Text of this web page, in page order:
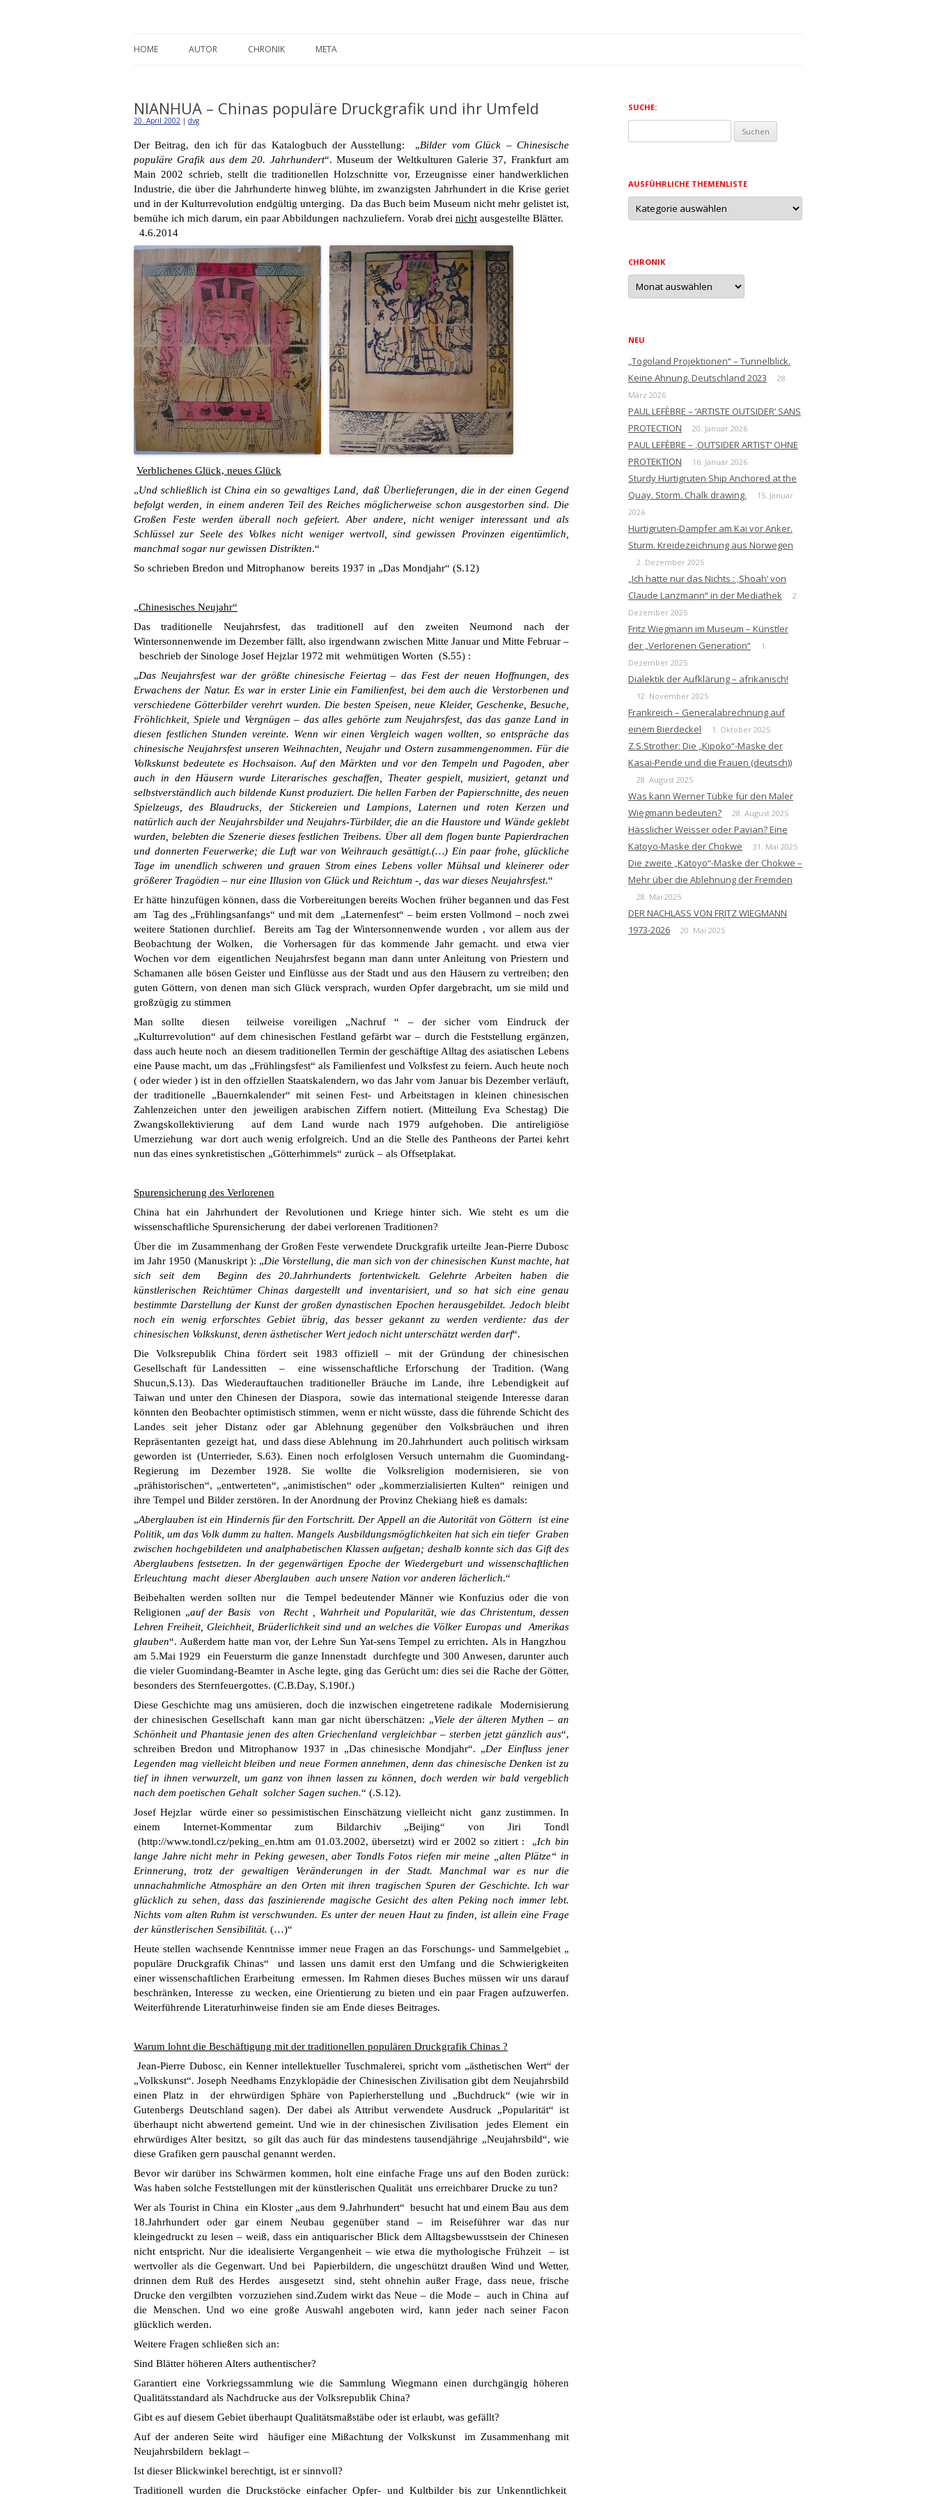
HOME AUTOR CHRONIK META
NIANHUA – Chinas populäre Druckgrafik und ihr Umfeld
20. April 2002 | dvg
Der Beitrag, den ich für das Katalogbuch der Ausstellung: „Bilder vom Glück – Chinesische
populäre Grafik aus dem 20. Jahrhundert“. Museum der Weltkulturen Galerie 37, Frankfurt am
Main 2002 schrieb, stellt die traditionellen Holzschnitte vor, Erzeugnisse einer handwerklichen
Industrie, die über die Jahrhunderte hinweg blühte, im zwanzigsten Jahrhundert in die Krise geriet
und in der Kulturrevolution endgültig unterging. Da das Buch beim Museum nicht mehr gelistet ist,
bemühe ich mich darum, ein paar Abbildungen nachzuliefern. Vorab drei nichtausgestellte Blätter.
4.6.2014
Verblichenes Glück, neues Glück
„Und schließlich ist China ein so gewaltiges Land, daß Überlieferungen, die in der einen Gegend
befolgt werden, in einem anderen Teil des Reiches möglicherweise schon ausgestorben sind. Die
Großen Feste werden überall noch gefeiert. Aber andere, nicht weniger interessant und als
Schlüssel zur Seele des Volkes nicht weniger wertvoll, sind gewissen Provinzen eigentümlich,
manchmal sogar nur gewissen Distrikten.“
So schrieben Bredon und Mitrophanow bereits 1937 in „Das Mondjahr“ (S.12)
„Chinesisches Neujahr“
Das traditionelle Neujahrsfest, das traditionell auf den zweiten Neumond nach der
Wintersonnenwende im Dezember fällt, also irgendwann zwischen Mitte Januar und Mitte Februar –
beschrieb der Sinologe Josef Hejzlar 1972 mit wehmütigen Worten (S.55) :
„Das Neujahrsfest war der größte chinesische Feiertag – das Fest der neuen Hoffnungen, des
Erwachens der Natur. Es war in erster Linie ein Familienfest, bei dem auch die Verstorbenen und
verschiedene Götterbilder verehrt wurden. Die besten Speisen, neue Kleider, Geschenke, Besuche,
Fröhlichkeit, Spiele und Vergnügen – das alles gehörte zum Neujahrsfest, das das ganze Land in
diesen festlichen Stunden vereinte. Wenn wir einen Vergleich wagen wollten, so entspräche das
chinesische Neujahrsfest unseren Weihnachten, Neujahr und Ostern zusammengenommen. Für die
Volkskunst bedeutete es Hochsaison. Auf den Märkten und vor den Tempeln und Pagoden, aber
auch in den Häusern wurde Literarisches geschaffen, Theater gespielt, musiziert, getanzt und
selbstverständlich auch bildende Kunst produziert. Die hellen Farben der Papierschnitte, des neuen
Spielzeugs, des Blaudrucks, der Stickereien und Lampions, Laternen und roten Kerzen und
natürlich auch der Neujahrsbilder und Neujahrs-Türbilder, die an die Haustore und Wände geklebt
wurden, belebten die Szenerie dieses festlichen Treibens. Über all dem flogen bunte Papierdrachen
und donnerten Feuerwerke; die Luft war von Weihrauch gesättigt.(…) Ein paar frohe, glückliche
Tage im unendlich schweren und grauen Strom eines Lebens voller Mühsal und kleinerer oder
größerer Tragödien – nur eine Illusion von Glück und Reichtum -, das war dieses Neujahrsfest.“
Er hätte hinzufügen können, dass die Vorbereitungen bereits Wochen früher begannen und das Fest
am Tag des „Frühlingsanfangs“ und mit dem „Laternenfest“ – beim ersten Vollmond – noch zwei
weitere Stationen durchlief. Bereits am Tag der Wintersonnenwende wurden , vor allem aus der
Beobachtung der Wolken, die Vorhersagen für das kommende Jahr gemacht. und etwa vier
Wochen vor dem eigentlichen Neujahrsfest begann man dann unter Anleitung von Priestern und
Schamanen alle bösen Geister und Einflüsse aus der Stadt und aus den Häusern zu vertreiben; den
guten Göttern, von denen man sich Glück versprach, wurden Opfer dargebracht, um sie mild und
großzügig zu stimmen
Man sollte diesen teilweise voreiligen „Nachruf “ – der sicher vom Eindruck der
„Kulturrevolution“ auf dem chinesischen Festland gefärbt war – durch die Feststellung ergänzen,
dass auch heute noch an diesem traditionellen Termin der geschäftige Alltag des asiatischen Lebens
eine Pause macht, um das „Frühlingsfest“ als Familienfest und Volksfest zu feiern. Auch heute noch
( oder wieder ) ist in den offziellen Staatskalendern, wo das Jahr vom Januar bis Dezember verläuft,
der traditionelle „Bauernkalender“ mit seinen Fest- und Arbeitstagen in kleinen chinesischen
Zahlenzeichen unter den jeweiligen arabischen Ziffern notiert. (Mitteilung Eva Schestag) Die
Zwangskollektivierung auf dem Land wurde nach 1979 aufgehoben. Die antireligiöse
Umerziehung war dort auch wenig erfolgreich. Und an die Stelle des Pantheons der Partei kehrt
nun das eines synkretistischen „Götterhimmels“ zurück – als Offsetplakat.
Spurensicherung des Verlorenen
China hat ein Jahrhundert der Revolutionen und Kriege hinter sich. Wie steht es um die
wissenschaftliche Spurensicherung der dabei verlorenen Traditionen?
Über die im Zusammenhang der Großen Feste verwendete Druckgrafik urteilte Jean-Pierre Dubosc
im Jahr 1950 (Manuskript ): „Die Vorstellung, die man sich von der chinesischen Kunst machte, hat
sich seit dem Beginn des 20.Jahrhunderts fortentwickelt. Gelehrte Arbeiten haben die
künstlerischen Reichtümer Chinas dargestellt und inventarisiert, und so hat sich eine genau
bestimmte Darstellung der Kunst der großen dynastischen Epochen herausgebildet. Jedoch bleibt
noch ein wenig erforschtes Gebiet übrig, das besser gekannt zu werden verdiente: das der
chinesischen Volkskunst, deren ästhetischer Wert jedoch nicht unterschätzt werden darf“.
Die Volksrepublik China fördert seit 1983 offiziell – mit der Gründung der chinesischen
Gesellschaft für Landessitten – eine wissenschaftliche Erforschung der Tradition. (Wang
Shucun,S.13). Das Wiederauftauchen traditioneller Bräuche im Lande, ihre Lebendigkeit auf
Taiwan und unter den Chinesen der Diaspora, sowie das international steigende Interesse daran
könnten den Beobachter optimistisch stimmen, wenn er nicht wüsste, dass die führende Schicht des
Landes seit jeher Distanz oder gar Ablehnung gegenüber den Volksbräuchen und ihren
Repräsentanten gezeigt hat, und dass diese Ablehnung im 20.Jahrhundert auch politisch wirksam
geworden ist (Unterrieder, S.63). Einen noch erfolglosen Versuch unternahm die Guomindang-
Regierung im Dezember 1928. Sie wollte die Volksreligion modernisieren, sie von
„prähistorischen“, „entwerteten“, „animistischen“ oder „kommerzialisierten Kulten“ reinigen und
ihre Tempel und Bilder zerstören. In der Anordnung der Provinz Chekiang hieß es damals:
„Aberglauben ist ein Hindernis für den Fortschritt. Der Appell an die Autorität von Göttern ist eine
Politik, um das Volk dumm zu halten. Mangels Ausbildungsmöglichkeiten hat sich ein tiefer Graben
zwischen hochgebildeten und analphabetischen Klassen aufgetan; deshalb konnte sich das Gift des
Aberglaubens festsetzen. In der gegenwärtigen Epoche der Wiedergeburt und wissenschaftlichen
Erleuchtung macht dieser Aberglauben auch unsere Nation vor anderen lächerlich.“
Beibehalten werden sollten nur die Tempel bedeutender Männer wie Konfuzius oder die von
Religionen „auf der Basis von Recht , Wahrheit und Popularität, wie das Christentum, dessen
Lehren Freiheit, Gleichheit, Brüderlichkeit sind und an welches die Völker Europas und Amerikas
glauben“. Außerdem hatte man vor, der Lehre Sun Yat-sens Tempel zu errichten. Als in Hangzhou
am 5.Mai 1929 ein Feuersturm die ganze Innenstadt durchfegte und 300 Anwesen, darunter auch
die vieler Guomindang-Beamter in Asche legte, ging das Gerücht um: dies sei die Rache der Götter,
besonders des Sternfeuergottes. (C.B.Day, S.190f.)
Diese Geschichte mag uns amüsieren, doch die inzwischen eingetretene radikale Modernisierung
der chinesischen Gesellschaft kann man gar nicht überschätzen: „Viele der älteren Mythen – an
Schönheit und Phantasie jenen des alten Griechenland vergleichbar – sterben jetzt gänzlich aus“,
schreiben Bredon und Mitrophanow 1937 in „Das chinesische Mondjahr“. „Der Einfluss jener
Legenden mag vielleicht bleiben und neue Formen annehmen, denn das chinesische Denken ist zu
tief in ihnen verwurzelt, um ganz von ihnen lassen zu können, doch werden wir bald vergeblich
nach dem poetischen Gehalt solcher Sagen suchen.“ (.S.12).
Josef Hejzlar würde einer so pessimistischen Einschätzung vielleicht nicht ganz zustimmen. In
einem Internet-Kommentar zum Bildarchiv „Beijing“ von Jiri Tondl
(http://www.tondl.cz/peking_en.htm am 01.03.2002, übersetzt) wird er 2002 so zitiert : „Ich bin
lange Jahre nicht mehr in Peking gewesen, aber Tondls Fotos riefen mir meine „alten Plätze“ in
Erinnerung, trotz der gewaltigen Veränderungen in der Stadt. Manchmal war es nur die
unnachahmliche Atmosphäre an den Orten mit ihren tragischen Spuren der Geschichte. Ich war
glücklich zu sehen, dass das faszinierende magische Gesicht des alten Peking noch immer lebt.
Nichts vom alten Ruhm ist verschwunden. Es unter der neuen Haut zu finden, ist allein eine Frage
der künstlerischen Sensibilität. (…)“
Heute stellen wachsende Kenntnisse immer neue Fragen an das Forschungs- und Sammelgebiet „
populäre Druckgrafik Chinas“ und lassen uns damit erst den Umfang und die Schwierigkeiten
einer wissenschaftlichen Erarbeitung ermessen. Im Rahmen dieses Buches müssen wir uns darauf
beschränken, Interesse zu wecken, eine Orientierung zu bieten und ein paar Fragen aufzuwerfen.
Weiterführende Literaturhinweise finden sie am Ende dieses Beitrages.
Warum lohnt die Beschäftigung mit der traditionellen populären Druckgrafik Chinas ?
Jean-Pierre Dubosc, ein Kenner intellektueller Tuschmalerei, spricht vom „ästhetischen Wert“ der
„Volkskunst“. Joseph Needhams Enzyklopädie der Chinesischen Zivilisation gibt dem Neujahrsbild
einen Platz in der ehrwürdigen Sphäre von Papierherstellung und „Buchdruck“ (wie wir in
Gutenbergs Deutschland sagen). Der dabei als Attribut verwendete Ausdruck „Popularität“ ist
überhaupt nicht abwertend gemeint. Und wie in der chinesischen Zivilisation jedes Element ein
ehrwürdiges Alter besitzt, so gilt das auch für das mindestens tausendjährige „Neujahrsbild“, wie
diese Grafiken gern pauschal genannt werden.
Bevor wir darüber ins Schwärmen kommen, holt eine einfache Frage uns auf den Boden zurück:
Was haben solche Feststellungen mit der künstlerischen Qualität uns erreichbarer Drucke zu tun?
Wer als Tourist in China ein Kloster „aus dem 9.Jahrhundert“ besucht hat und einem Bau aus dem
18.Jahrhundert oder gar einem Neubau gegenüber stand – im Reiseführer war das nur
kleingedruckt zu lesen – weiß, dass ein antiquarischer Blick dem Alltagsbewusstsein der Chinesen
nicht entspricht. Nur die idealisierte Vergangenheit – wie etwa die mythologische Frühzeit – ist
wertvoller als die Gegenwart. Und bei Papierbildern, die ungeschützt draußen Wind und Wetter,
drinnen dem Ruß des Herdes ausgesetzt sind, steht ohnehin außer Frage, dass neue, frische
Drucke den vergilbten vorzuziehen sind.Zudem wirkt das Neue – die Mode – auch in China auf
die Menschen. Und wo eine große Auswahl angeboten wird, kann jeder nach seiner Facon
glücklich werden.
Weitere Fragen schließen sich an:
Sind Blätter höheren Alters authentischer?
Garantiert eine Vorkriegssammlung wie die Sammlung Wiegmann einen durchgängig höheren
Qualitätsstandard als Nachdrucke aus der Volksrepublik China?
Gibt es auf diesem Gebiet überhaupt Qualitätsmaßstäbe oder ist erlaubt, was gefällt?
Auf der anderen Seite wird häufiger eine Mißachtung der Volkskunst im Zusammenhang mit
Neujahrsbildern beklagt –
Ist dieser Blickwinkel berechtigt, ist er sinnvoll?
Traditionell wurden die Druckstöcke einfacher Opfer- und Kultbilder bis zur Unkenntlichkeit
SUCHE:
nach:
AUSFÜHRLICHE THEMENLISTE
Ausführliche
Themenliste
CHRONIK
Chronik
NEU
„Togoland Projektionen“ – Tunnelblick.
Keine Ahnung. Deutschland 2023
28.
März 2026
PAUL LEFÈBRE – ‘ARTISTE OUTSIDER’ SANS
PROTECTION
20. Januar 2026
PAUL LEFÈBRE – ‚OUTSIDER ARTIST‘ OHNE
PROTEKTION
16. Januar 2026
Sturdy Hurtigruten Ship Anchored at the
Quay. Storm. Chalk drawing.
15. Januar
2026
Hurtigruten-Dampfer am Kai vor Anker.
Sturm. Kreidezeichnung aus Norwegen
2. Dezember 2025
„Ich hatte nur das Nichts : ‚Shoah‘ von
Claude Lanzmann“ in der Mediathek
2.
Dezember 2025
Fritz Wiegmann im Museum – Künstler
der „Verlorenen Generation“
1.
Dezember 2025
Dialektik der Aufklärung – afrikanisch!
12. November 2025
Frankreich – Generalabrechnung auf
einem Bierdeckel
1. Oktober 2025
Z.S.Strother: Die „Kipoko“-Maske der
Kasai-Pende und die Frauen (deutsch))
28. August 2025
Was kann Werner Tübke für den Maler
Wiegmann bedeuten?
28. August 2025
Hässlicher Weisser oder Pavian? Eine
Katoyo-Maske der Chokwe
31. Mai 2025
Die zweite „Katoyo“-Maske der Chokwe –
Mehr über die Ablehnung der Fremden
28. Mai 2025
DER NACHLASS VON FRITZ WIEGMANN
1973-2026
20. Mai 2025